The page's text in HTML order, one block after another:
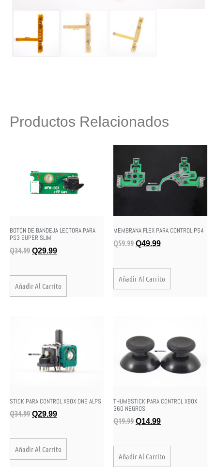
Productos Relacionados
BOTÓN DE BANDEJA LECTORA PARA
PS3 SUPER SLIM
Q34.99 Q29.99
Añadir Al Carrito
MEMBRANA FLEX PARA CONTROL PS4
Q59.99 Q49.99
Añadir Al Carrito
STICK PARA CONTROL XBOX ONE ALPS
Q34.99 Q29.99
Añadir Al Carrito
THUMBSTICK PARA CONTROL XBOX
360 NEGROS
Q19.99 Q14.99
Añadir Al Carrito